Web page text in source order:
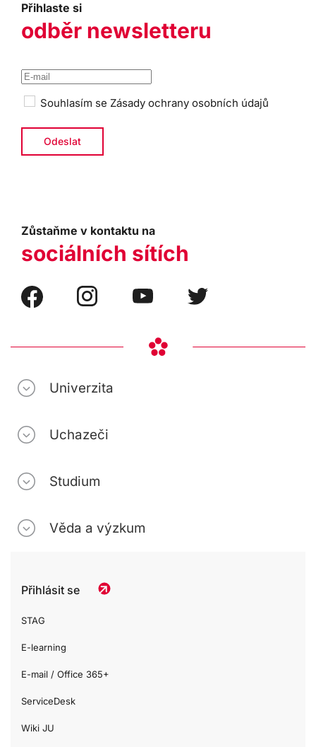
Přihlaste si
odběr newsletteru
Souhlasím se Zásady ochrany osobních údajů
Zůstaňme v kontaktu na
sociálních sítích
Univerzita
Uchazeči
Studium
Věda a výzkum
Přihlásit se
STAG
E-learning
E-mail / Office 365+
ServiceDesk
Wiki JU